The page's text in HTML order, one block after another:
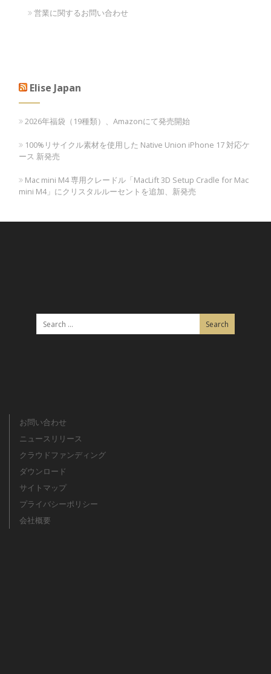
営業に関するお問い合わせ
Elise Japan
2026年福袋（19種類）、Amazonにて発売開始
100%リサイクル素材を使用した Native Union iPhone 17 対応ケ
ース 新発売
Mac mini M4 専用クレードル「MacLift 3D Setup Cradle for Mac
mini M4」にクリスタルルーセントを追加、新発売
お問い合わせ
ニュースリリース
クラウドファンディング
ダウンロード
サイトマップ
プライバシーポリシー
会社概要